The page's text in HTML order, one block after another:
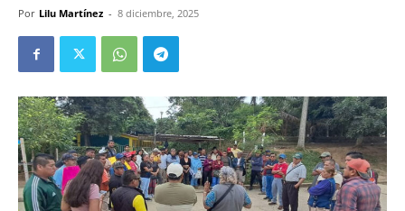
Por Lilu Martínez - 8 diciembre, 2025